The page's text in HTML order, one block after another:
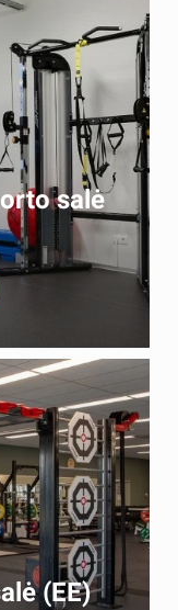
salė
(EE)